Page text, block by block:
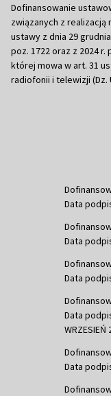
Dofinansowanie
związanych z realizacją
ustawy z dnia 29
poz. 1722 oraz z 2024
której mowa w art. 31
radiofonii i telewizji (Dz.
Data
Data
Data
Data
WRZESIEŃ
Data